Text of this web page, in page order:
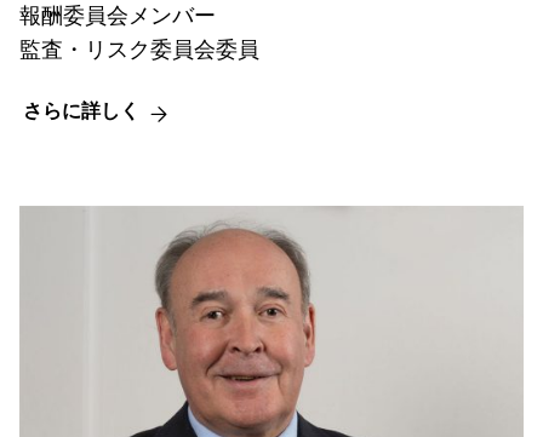
報酬委員会メンバー
監査・リスク委員会委員
さらに詳しく